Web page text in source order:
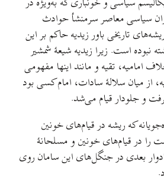
سیاسی معاصر سرمنشأ حوادث
تاریخی باور زیدیه حاکم بر این
نبوده است. زیرا زیدیه شیعهٔ شمشیر
امامیه، تقیه و مانند اینها مفهومی
از میان سلالهٔ سادات، امام کسی بود
و جلودار قیام می‌شد.
که ریشه در قیام‌های خونین
را در قیام‌های خونین و مسلحانهٔ
بعدی در جنگل‌های این سامان روی